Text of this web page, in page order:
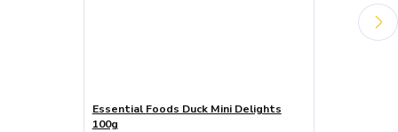
Essential Foods Duck Mini Delights
100g